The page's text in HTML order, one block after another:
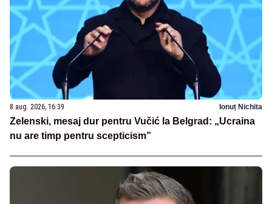
8 aug. 2026, 16:39 Ionuț Nichita
Zelenski, mesaj dur pentru Vučić la Belgrad: „Ucraina
nu are timp pentru scepticism”